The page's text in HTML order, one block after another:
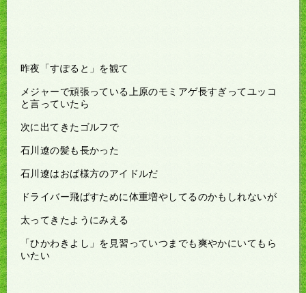
昨夜「すぽると」を観て
メジャーで頑張っている上原のモミアゲ長すぎってユッコ
と言っていたら
次に出てきたゴルフで
石川遼の髪も長かった
石川遼はおば様方のアイドルだ
ドライバー飛ばすために体重増やしてるのかもしれないが
太ってきたようにみえる
「ひかわきよし」を見習っていつまでも爽やかにいてもら
いたい